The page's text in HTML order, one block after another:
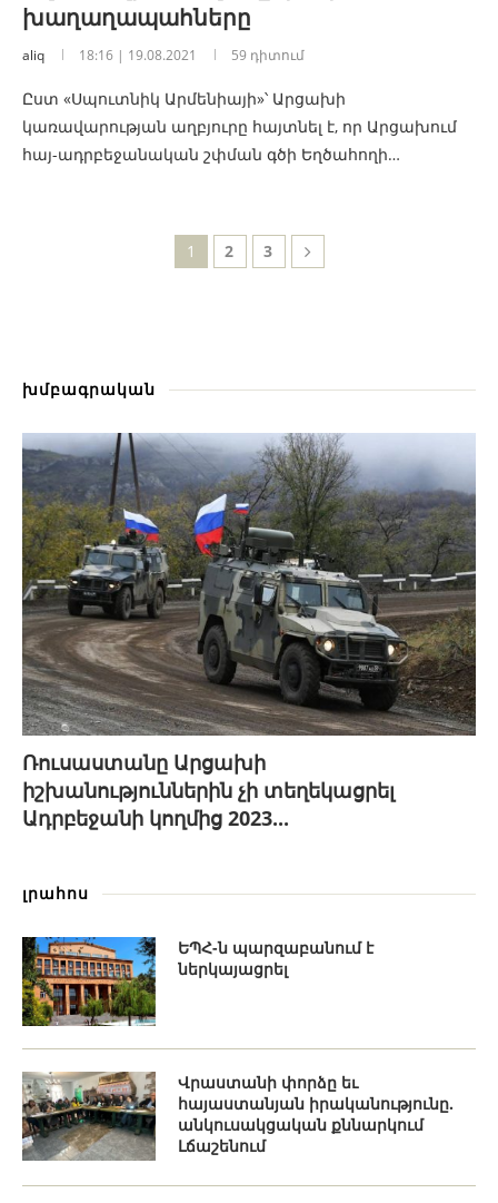
խաղաղապահները
aliq 18:16 | 19.08.2021 59 դիտում
Ըստ «Սպուտնիկ Արմենիայի»՝ Արցախի
կառավարության աղբյուրը հայտնել է, որ Արցախում
հայ-ադրբեջանական շփման գծի Եղծահողի…
1 2 3
խմբագրական
Ռուսաստանը Արցախի
իշխանություններին չի տեղեկացրել
Ադրբեջանի կողմից 2023...
լրահոս
ԵՊՀ-ն պարզաբանում է
ներկայացրել
Վրաստանի փորձը եւ
հայաստանյան իրականությունը.
անկուսակցական քննարկում
Լճաշենում